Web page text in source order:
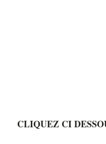
CLIQUEZ CI